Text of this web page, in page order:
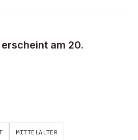
am 20.
MITTELALTER